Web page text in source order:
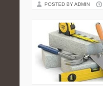
POSTED BY ADMIN